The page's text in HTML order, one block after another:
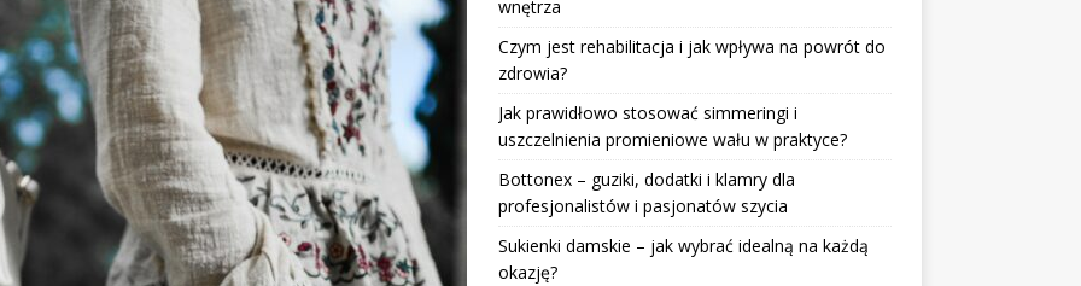
wnętrza
Czym jest rehabilitacja i jak wpływa na powrót do
zdrowia?
Jak prawidłowo stosować simmeringi i
uszczelnienia promieniowe wału w praktyce?
Bottonex – guziki, dodatki i klamry dla
profesjonalistów i pasjonatów szycia
Sukienki damskie – jak wybrać idealną na każdą
okazję?